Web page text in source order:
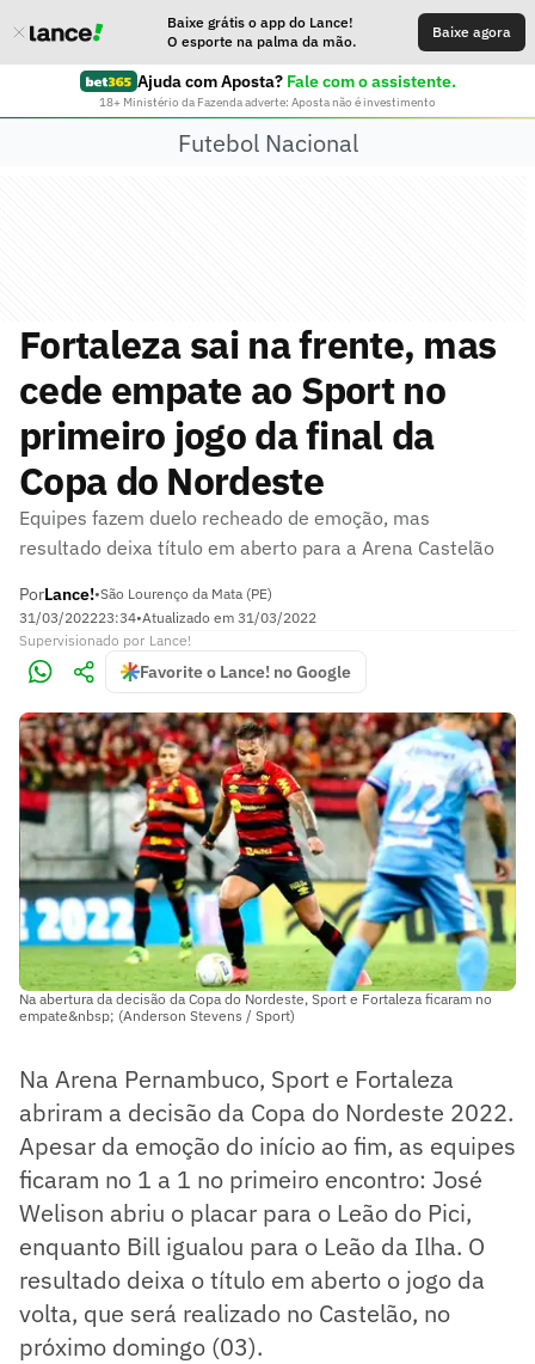
Baixe grátis o app do Lance!
O esporte na palma da mão.
Baixe agora
Ajuda com Aposta? Fale com o assistente.
18+ Ministério da Fazenda adverte: Aposta não é investimento
Futebol Nacional
Fortaleza sai na frente, mas
cede empate ao Sport no
primeiro jogo da final da
Copa do Nordeste
Equipes fazem duelo recheado de emoção, mas
resultado deixa título em aberto para a Arena Castelão
PorLance!•São Lourenço da Mata (PE)
31/03/202223:34•Atualizado em 31/03/2022
Supervisionado por Lance!
Favorite o Lance! no Google
Na abertura da decisão da Copa do Nordeste, Sport e Fortaleza ficaram no
empate&nbsp; (Anderson Stevens / Sport)
Na Arena Pernambuco, Sport e Fortaleza
abriram a decisão da Copa do Nordeste 2022.
Apesar da emoção do início ao fim, as equipes
ficaram no 1 a 1 no primeiro encontro: José
Welison abriu o placar para o Leão do Pici,
enquanto Bill igualou para o Leão da Ilha. O
resultado deixa o título em aberto o jogo da
volta, que será realizado no Castelão, no
próximo domingo (03).